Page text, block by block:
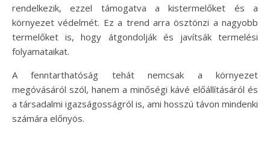
rendelkezik, ezzel támogatva a kistermelőket és a
környezet védelmét. Ez a trend arra ösztönzi a nagyobb
termelőket is, hogy átgondolják és javítsák termelési
folyamataikat.
A fenntarthatóság tehát nemcsak a környezet
megóvásáról szól, hanem a minőségi kávé előállításáról és
a társadalmi igazságosságról is, ami hosszú távon mindenki
számára előnyös.